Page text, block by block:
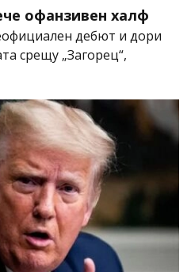
офанзивен халф
дебют и дори
срещу „Загорец“,